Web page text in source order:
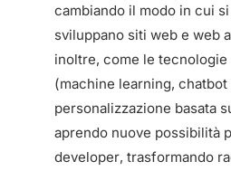
cambiando il modo in cui
sviluppano siti web e web
inoltre, come le tecnologie
(machine learning,
personalizzazione basata
aprendo nuove possibilità
developer, trasformando